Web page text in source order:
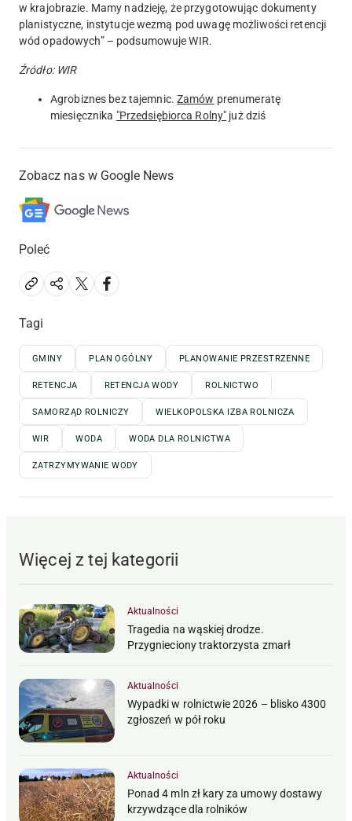
w krajobrazie. Mamy nadzieję, że przygotowując dokumenty
planistyczne, instytucje wezmą pod uwagę możliwości retencji
wód opadowych” – podsumowuje WIR.
Źródło: WIR
Agrobiznes bez tajemnic. Zamów prenumeratę
miesięcznika "Przedsiębiorca Rolny" już dziś
Zobacz nas w Google News
Poleć
Tagi
GMINY PLAN OGÓLNY PLANOWANIE PRZESTRZENNE
RETENCJA RETENCJA WODY ROLNICTWO
SAMORZĄD ROLNICZY WIELKOPOLSKA IZBA ROLNICZA
WIR WODA WODA DLA ROLNICTWA
ZATRZYMYWANIE WODY
Więcej z tej kategorii
Aktualności
Tragedia na wąskiej drodze.
Przygnieciony traktorzysta zmarł
Aktualności
Wypadki w rolnictwie 2026 – blisko 4300
zgłoszeń w pół roku
Aktualności
Ponad 4 mln zł kary za umowy dostawy
krzywdzące dla rolników